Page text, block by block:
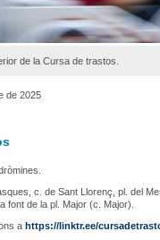
de la Cursa de trastos.
de 2025
c. de Sant Llorenç, pl. del
font de la pl. Major (c. Major).
a https://linktr.ee/